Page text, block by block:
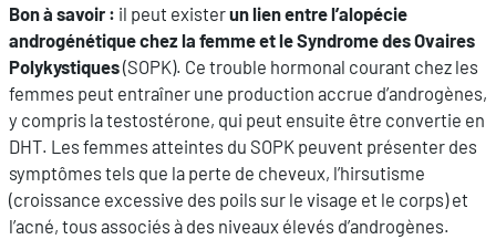
Bon à savoir : il peut existerun lien entre l’alopécie
androgénétique chez la femme et le Syndrome des Ovaires
Polykystiques(SOPK). Ce trouble hormonal courant chez les
femmes peut entraîner une production accrue d’androgènes,
y compris la testostérone, qui peut ensuite être convertie en
DHT. Les femmes atteintes du SOPK peuvent présenter des
symptômes tels que la perte de cheveux, l’hirsutisme
(croissance excessive des poils sur le visage et le corps) et
l’acné, tous associés à des niveaux élevés d’androgènes.